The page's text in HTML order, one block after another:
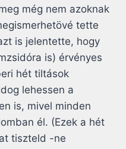
még nem azoknak
tette
is jelentette, hogy
is) érvényes
hét tiltások
lehessen a
is, mivel minden
él. (Ezek a hét
tiszteld -ne